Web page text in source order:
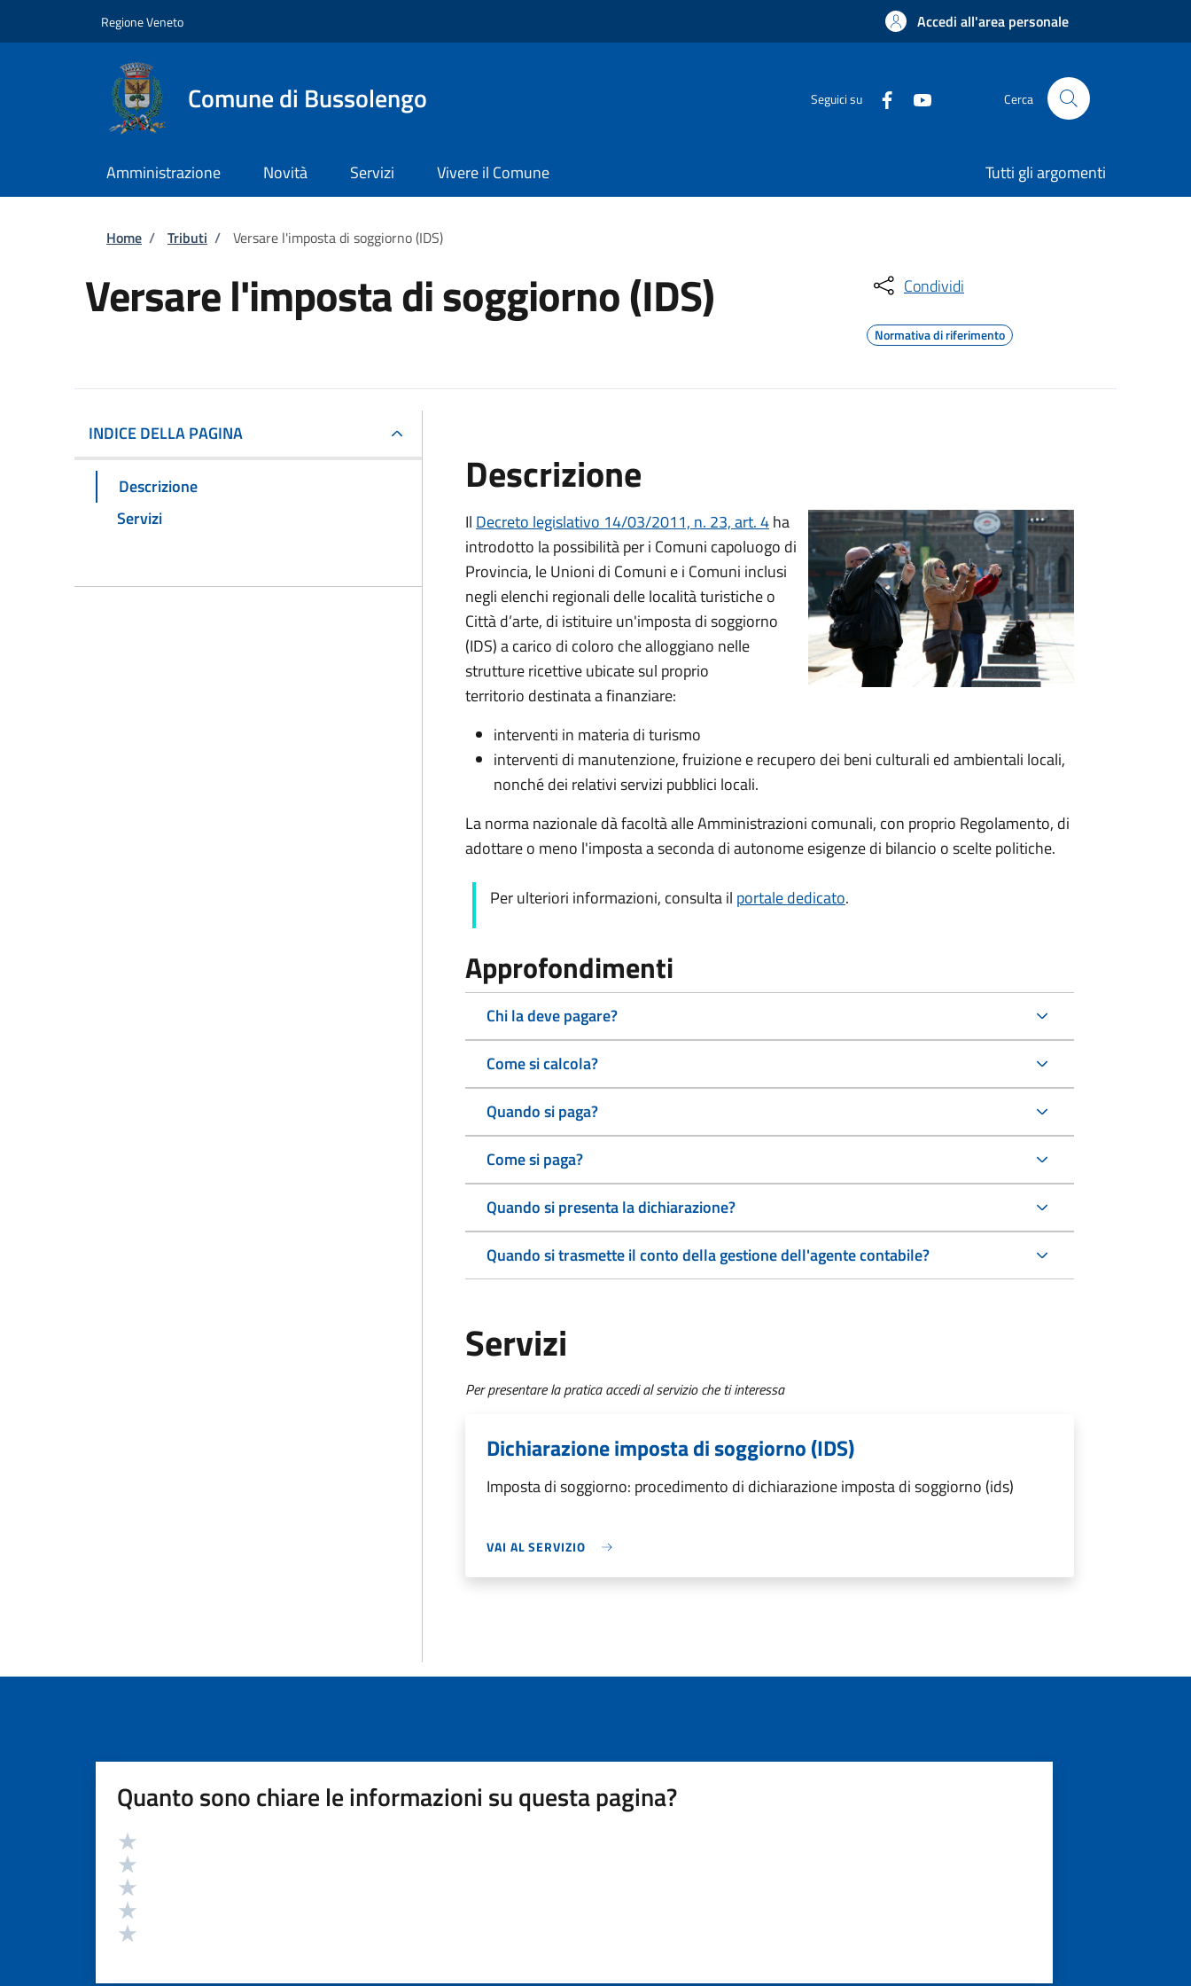
Regione Veneto Accedi all'area personale
Comune di Bussolengo Seguici su Cerca
Amministrazione Novità Servizi Vivere il Comune Tutti gli argomenti
Briciole di pane
Home / Tributi / Versare l'imposta di soggiorno (IDS)
Versare l'imposta di soggiorno (IDS) Condividi
Normativa di riferimento
INDICE DELLA PAGINA
Descrizione
Servizi
Descrizione
Il Decreto legislativo 14/03/2011, n. 23, art. 4ha
introdotto la possibilità per i Comuni capoluogo di
Provincia, le Unioni di Comuni e i Comuni inclusi
negli elenchi regionali delle località turistiche o
Città d’arte, di istituire un'imposta di soggiorno
(IDS) a carico di coloro che alloggiano nelle
strutture ricettive ubicate sul proprio
territorio destinata a finanziare:
interventi in materia di turismo
interventi di manutenzione, fruizione e recupero dei beni culturali ed ambientali locali,
nonché dei relativi servizi pubblici locali.
La norma nazionale dà facoltà alle Amministrazioni comunali, con proprio Regolamento, di
adottare o meno l'imposta a seconda di autonome esigenze di bilancio o scelte politiche.
Per ulteriori informazioni, consulta il portale dedicato.
Approfondimenti
Chi la deve pagare?
Come si calcola?
Quando si paga?
Come si paga?
Quando si presenta la dichiarazione?
Quando si trasmette il conto della gestione dell'agente contabile?
Servizi
Per presentare la pratica accedi al servizio che ti interessa
Dichiarazione imposta di soggiorno (IDS)
Imposta di soggiorno: procedimento di dichiarazione imposta di soggiorno (ids)
VAI AL SERVIZIO
Quanto sono chiare le informazioni su questa pagina?
Valutazione